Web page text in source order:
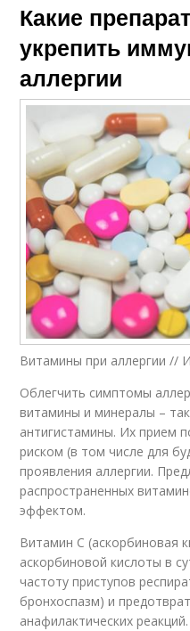
Какие
укрепить
аллергии
Витамины при аллергии //
Облегчить симптомы
витамины и минералы –
антигистамины. Их прием
риском (в том числе для
проявления аллергии.
распространенных
эффектом.
Витамин С (аскорбиновая
аскорбиновой кислоты в
частоту приступов
бронхоспазм) и
анафилактических